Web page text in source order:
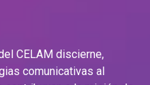
CELAM discierne,
comunicativas al